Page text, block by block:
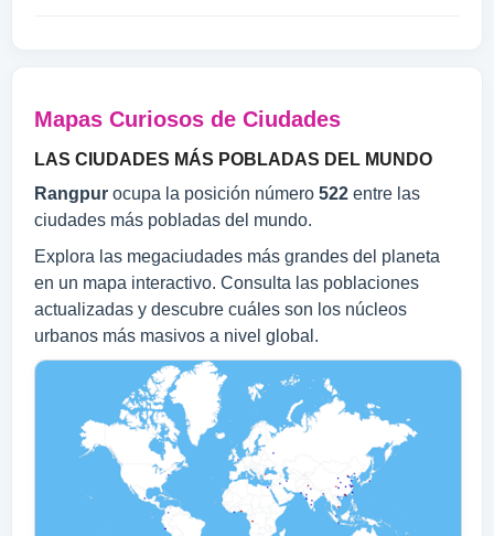
Mapas Curiosos de Ciudades
LAS CIUDADES MÁS POBLADAS DEL MUNDO
Rangpur ocupa la posición número 522 entre las
ciudades más pobladas del mundo.
Explora las megaciudades más grandes del planeta
en un mapa interactivo. Consulta las poblaciones
actualizadas y descubre cuáles son los núcleos
urbanos más masivos a nivel global.